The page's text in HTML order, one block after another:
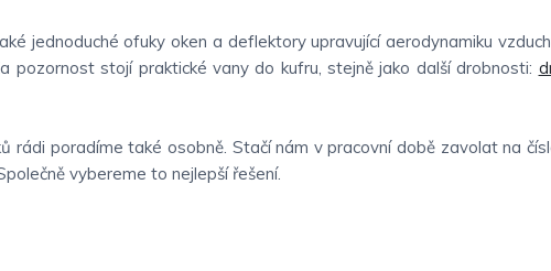
jednoduché ofuky oken a deflektory upravující aerodynamiku
pozornost stojí praktické vany do kufru, stejně jako další drobnosti:
rádi poradíme také osobně. Stačí nám v pracovní době zavolat na
vybereme to nejlepší řešení.